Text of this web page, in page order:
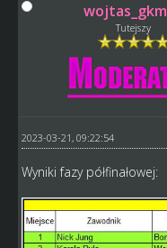
wojtas_gkm
Tutejszy
2023-03-21, 09:22:54
Wyniki fazy półfinałowej: